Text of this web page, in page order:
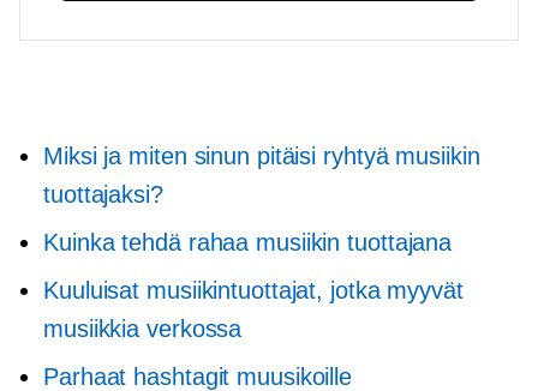
Miksi ja miten sinun pitäisi ryhtyä musiikin
tuottajaksi?
Kuinka tehdä rahaa musiikin tuottajana
Kuuluisat musiikintuottajat, jotka myyvät
musiikkia verkossa
Parhaat hashtagit muusikoille